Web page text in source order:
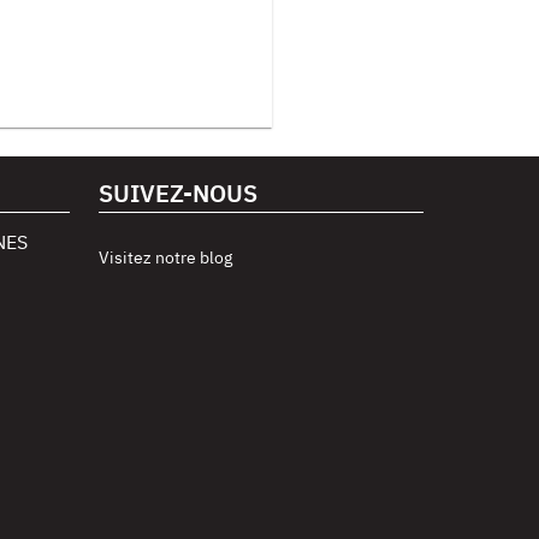
SUIVEZ-NOUS
Visitez notre blog